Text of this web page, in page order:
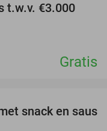
t.w.v. €3.000
Gratis
20%
snack en saus